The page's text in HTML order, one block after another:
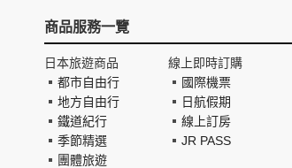
商品服務一覽
日本旅遊商品
都市自由行
地方自由行
鐵道紀行
季節精選
團體旅遊
線上即時訂購
國際機票
日航假期
線上訂房
JR PASS